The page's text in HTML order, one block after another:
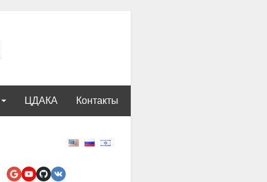
ЦДАКА Контакты